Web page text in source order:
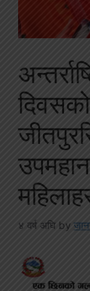
४ वर्ष अघि by